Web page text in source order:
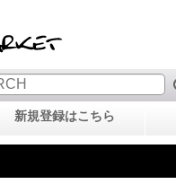
新規登録はこちら